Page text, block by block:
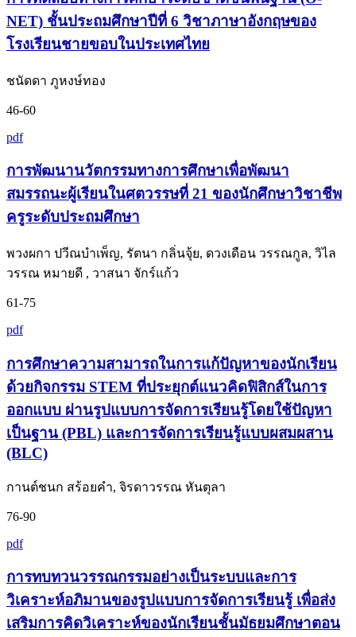
NET) ชั้นประถมศึกษาปีที่ 6 วิชาภาษาอังกฤษของ
โรงเรียนชายขอบในประเทศไทย
ชนัดดา ภูหงษ์ทอง
46-60
pdf
การพัฒนานวัตกรรมทางการศึกษาเพื่อพัฒนา
สมรรถนะผู้เรียนในศตวรรษที่ 21 ของนักศึกษาวิชาชีพ
ครูระดับประถมศึกษา
พวงผกา ปวีณบำเพ็ญ, รัตนา กลิ่นจุ้ย, ดวงเดือน วรรณกูล, วิไล
วรรณ หมายดี , วาสนา จักร์แก้ว
61-75
pdf
การศึกษาความสามารถในการแก้ปัญหาของนักเรียน
ด้วยกิจกรรม STEM ที่ประยุกต์แนวคิดฟิสิกส์ในการ
ออกแบบ ผ่านรูปแบบการจัดการเรียนรู้โดยใช้ปัญหา
เป็นฐาน (PBL) และการจัดการเรียนรู้แบบผสมผสาน
(BLC)
กานต์ชนก สร้อยคำ, จิรดาวรรณ หันตุลา
76-90
pdf
การทบทวนวรรณกรรมอย่างเป็นระบบและการ
วิเคราะห์อภิมานของรูปแบบการจัดการเรียนรู้ เพื่อส่ง
เสริมการคิดวิเคราะห์ของนักเรียนชั้นมัธยมศึกษาตอน